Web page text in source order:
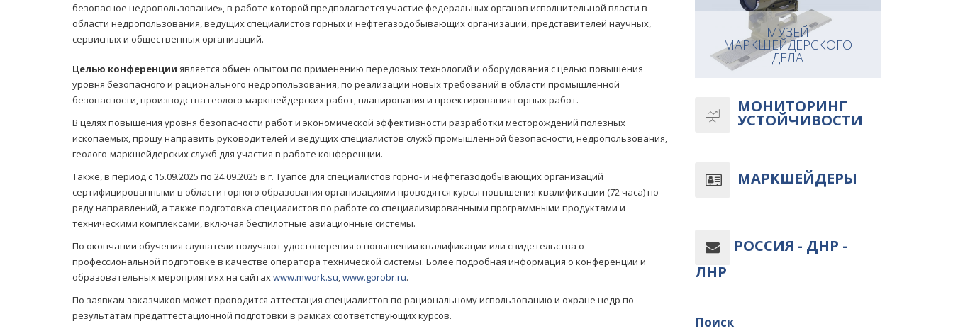
безопасное недропользование», в работе которой предполагается участие федеральных органов исполнительной власти в
области недропользования, ведущих специалистов горных и нефтегазодобывающих организаций, представителей научных,
сервисных и общественных организаций.
Целью конференции является обмен опытом по применению передовых технологий и оборудования с целью повышения
уровня безопасного и рационального недропользования, по реализации новых требований в области промышленной
безопасности, производства геолого-маркшейдерских работ, планирования и проектирования горных работ.
В целях повышения уровня безопасности работ и экономической эффективности разработки месторождений полезных
ископаемых, прошу направить руководителей и ведущих специалистов служб промышленной безопасности, недропользования,
геолого-маркшейдерских служб для участия в работе конференции.
Также, в период с 15.09.2025 по 24.09.2025 в г. Туапсе для специалистов горно- и нефтегазодобывающих организаций
сертифицированными в области горного образования организациями проводятся курсы повышения квалификации (72 часа) по
ряду направлений, а также подготовка специалистов по работе со специализированными программными продуктами и
техническими комплексами, включая беспилотные авиационные системы.
По окончании обучения слушатели получают удостоверения о повышении квалификации или свидетельства о
профессиональной подготовке в качестве оператора технической системы. Более подробная информация о конференции и
образовательных мероприятиях на сайтахwww.mwork.su,www.gorobr.ru.
По заявкам заказчиков может проводится аттестация специалистов по рациональному использованию и охране недр по
результатам предаттестационной подготовки в рамках соответствующих курсов.
МУЗЕЙ
МАРКШЕЙДЕРСКОГО
ДЕЛА
МОНИТОРИНГ
УСТОЙЧИВОСТИ
МАРКШЕЙДЕРЫ
РОССИЯ - ДНР -
ЛНР
Поиск